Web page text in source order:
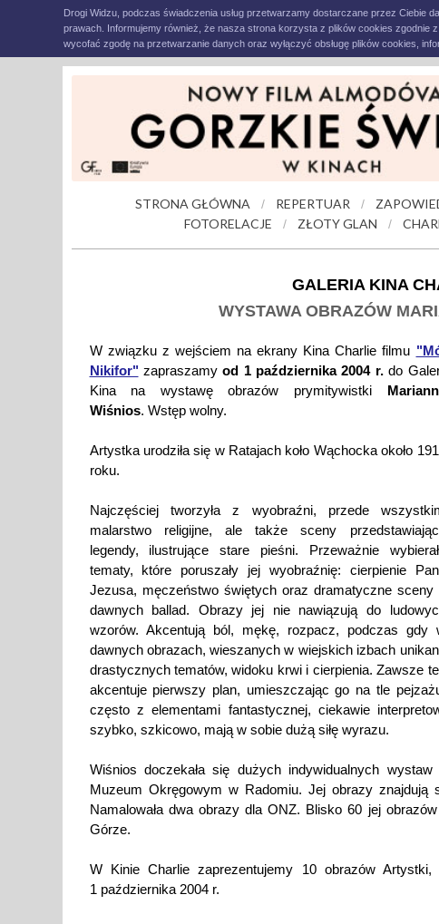
Drogi Widzu, podczas świadczenia usług przetwarzamy dostarczane przez Ciebie
prawach. Informujemy również, że nasza strona korzysta z plików cookies zgodnie z
wycofać zgodę na przetwarzanie danych oraz wyłączyć obsługę plików cookies,
STRONA GŁÓWNA / REPERTUAR /
FOTORELACJE
/ ZŁOTY GLAN /
GALERIA KINA
WYSTAWA OBRAZÓW
W związku z wejściem na ekrany Kina Charlie filmu
Nikifor" zapraszamyod 1 października 2004 r.do
Kina na wystawę obrazów prymitywistki
Wiśnios. Wstęp wolny.
Artystka urodziła się w Ratajach koło Wąchocka około
roku.
Najczęściej tworzyła z wyobraźni, przede
malarstwo religijne, ale także sceny
legendy, ilustrujące stare pieśni. Przeważnie
tematy, które poruszały jej wyobraźnię: cierpienie
Jezusa, męczeństwo świętych oraz dramatyczne sceny
dawnych ballad. Obrazy jej nie nawiązują do
wzorów. Akcentują ból, mękę, rozpacz, podczas gdy
dawnych obrazach, wieszanych w wiejskich izbach
drastycznych tematów, widoku krwi i cierpienia. Zawsze
akcentuje pierwszy plan, umieszczając go na tle
często z elementami fantastycznej, ciekawie
szybko, szkicowo, mają w sobie dużą siłę wyrazu.
Wiśnios doczekała się dużych indywidualnych
Muzeum Okręgowym w Radomiu. Jej obrazy
Namalowała dwa obrazy dla ONZ. Blisko 60 jej
Górze.
W Kinie Charlie zaprezentujemy 10 obrazów
1 października 2004 r.